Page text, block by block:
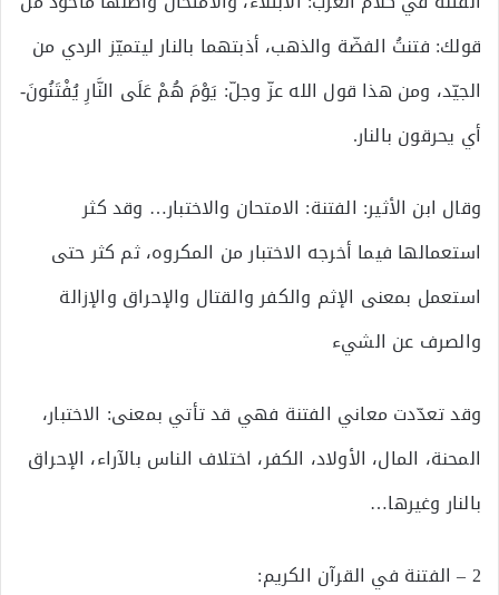
قولك: فتنتُ الفضّة والذهب، أذبتهما بالنار ليتميّز الردي من
الجيّد، ومن هذا قول الله عزّ وجلّ: يَوْمَ هُمْ عَلَى النَّارِ يُفْتَنُونَ-
أي يحرقون بالنار.
وقال ابن الأثير: الفتنة: الامتحان والاختبار… وقد كثر
استعمالها فيما أخرجه الاختبار من المكروه، ثم كثر حتى
استعمل بمعنى الإثم والكفر والقتال والإحراق والإزالة
والصرف عن الشيء
وقد تعدّدت معاني الفتنة فهي قد تأتي بمعنى: الاختبار،
المحنة، المال، الأولاد، الكفر، اختلاف الناس بالآراء، الإحراق
بالنار وغيرها…
2 – الفتنة في القرآن الكريم: